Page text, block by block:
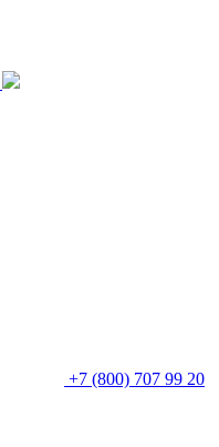
+7 (800) 707 99 20